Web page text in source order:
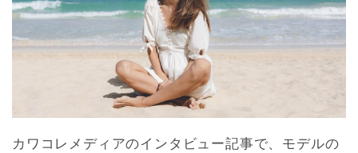
カワコレメディアのインタビュー記事で、モデルの